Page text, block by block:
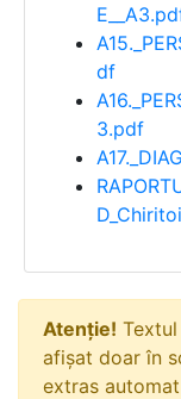
df
3.pdf
Atenție!
afișat doar în
extras